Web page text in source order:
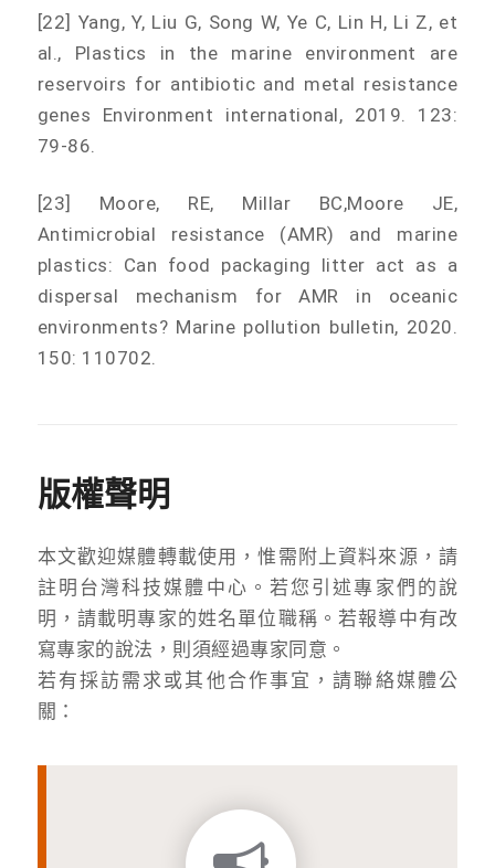
[22] Yang, Y, Liu G, Song W, Ye C, Lin H, Li Z, et
al., Plastics in the marine environment are
reservoirs for antibiotic and metal resistance
genes Environment international, 2019. 123:
79-86.
[23] Moore, RE, Millar BC,Moore JE,
Antimicrobial resistance (AMR) and marine
plastics: Can food packaging litter act as a
dispersal mechanism for AMR in oceanic
environments? Marine pollution bulletin, 2020.
150: 110702.
版權聲明
本文歡迎媒體轉載使用，惟需附上資料來源，請
註明台灣科技媒體中心。若您引述專家們的說
明，請載明專家的姓名單位職稱。若報導中有改
寫專家的說法，則須經過專家同意。
若有採訪需求或其他合作事宜，請聯絡媒體公
關：